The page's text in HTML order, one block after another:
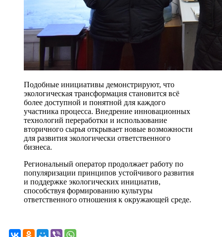
Подобные инициативы демонстрируют, что
экологическая трансформация становится всё
более доступной и понятной для каждого
участника процесса. Внедрение инновационных
технологий переработки и использование
вторичного сырья открывает новые возможности
для развития экологически ответственного
бизнеса.
Региональный оператор продолжает работу по
популяризации принципов устойчивого развития
и поддержке экологических инициатив,
способствуя формированию культуры
ответственного отношения к окружающей среде.